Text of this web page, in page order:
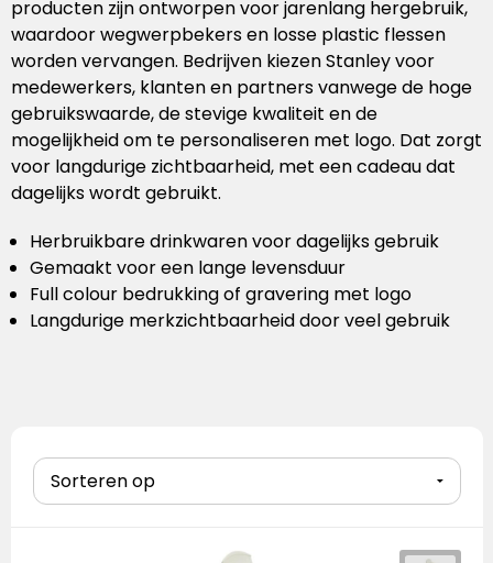
Sprout
Stanley
Stanley & Stella
Tap Out
Tony's Chocolonely
producten zijn ontworpen voor jarenlang hergebruik,
waardoor wegwerpbekers en losse plastic flessen
worden vervangen. Bedrijven kiezen Stanley voor
medewerkers, klanten en partners vanwege de hoge
gebruikswaarde, de stevige kwaliteit en de
mogelijkheid om te personaliseren met logo. Dat zorgt
voor langdurige zichtbaarheid, met een cadeau dat
dagelijks wordt gebruikt.
Herbruikbare drinkwaren voor dagelijks gebruik
Gemaakt voor een lange levensduur
Full colour bedrukking of gravering met logo
Langdurige merkzichtbaarheid door veel gebruik